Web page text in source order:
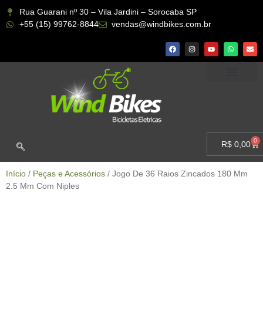
Rua Guarani nº 30 – Vila Jardini – Sorocaba SP
+55 (15) 99762-8844
vendas@windbikes.com.br
R$ 0,00 0
Início / Peças e Acessórios / Jogo De 36 Raios Zincados 180 Mm
2.5 Mm Com Niples